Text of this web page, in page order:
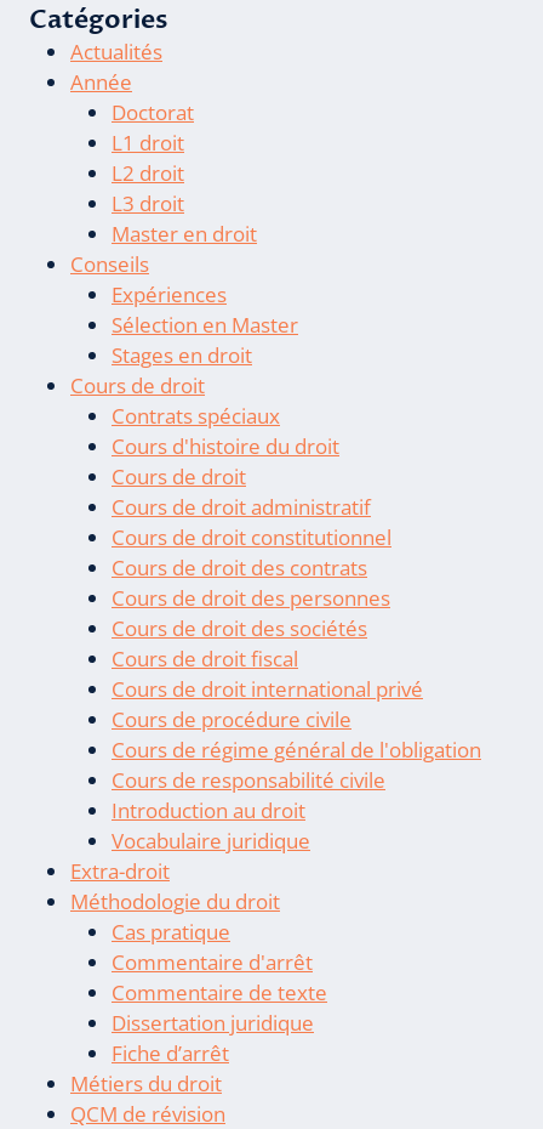
Catégories
Actualités
Année
Doctorat
L1 droit
L2 droit
L3 droit
Master en droit
Conseils
Expériences
Sélection en Master
Stages en droit
Cours de droit
Contrats spéciaux
Cours d'histoire du droit
Cours de droit
Cours de droit administratif
Cours de droit constitutionnel
Cours de droit des contrats
Cours de droit des personnes
Cours de droit des sociétés
Cours de droit fiscal
Cours de droit international privé
Cours de procédure civile
Cours de régime général de l'obligation
Cours de responsabilité civile
Introduction au droit
Vocabulaire juridique
Extra-droit
Méthodologie du droit
Cas pratique
Commentaire d'arrêt
Commentaire de texte
Dissertation juridique
Fiche d’arrêt
Métiers du droit
QCM de révision